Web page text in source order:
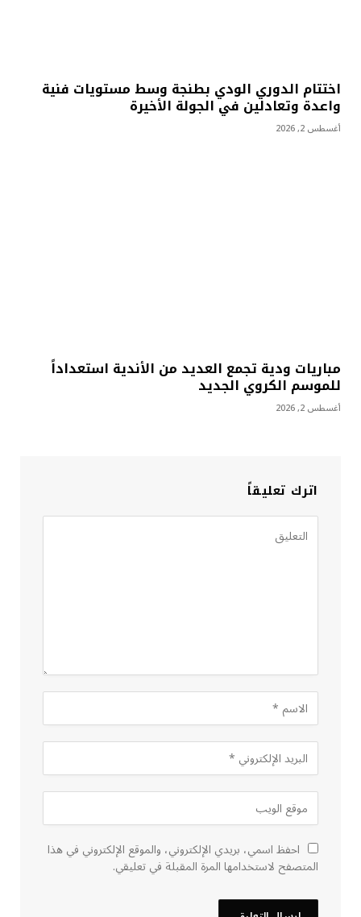
اختتام الدوري الودي بطنجة وسط مستويات فنية
واعدة وتعادلين في الجولة الأخيرة
أغسطس 2, 2026
مباريات ودية تجمع العديد من الأندية استعداداً
للموسم الكروي الجديد
أغسطس 2, 2026
اترك تعليقاً
احفظ اسمي، بريدي الإلكتروني، والموقع الإلكتروني في هذا
المتصفح لاستخدامها المرة المقبلة في تعليقي.